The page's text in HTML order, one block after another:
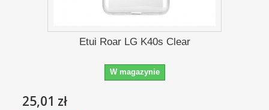
Etui Roar LG K40s Clear
W magazynie
25,01 zł